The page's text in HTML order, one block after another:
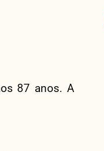
87 anos. A